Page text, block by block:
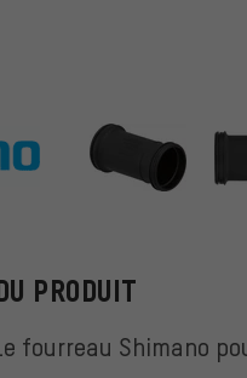
Shimano
PRODUIT
fourreau Shimano